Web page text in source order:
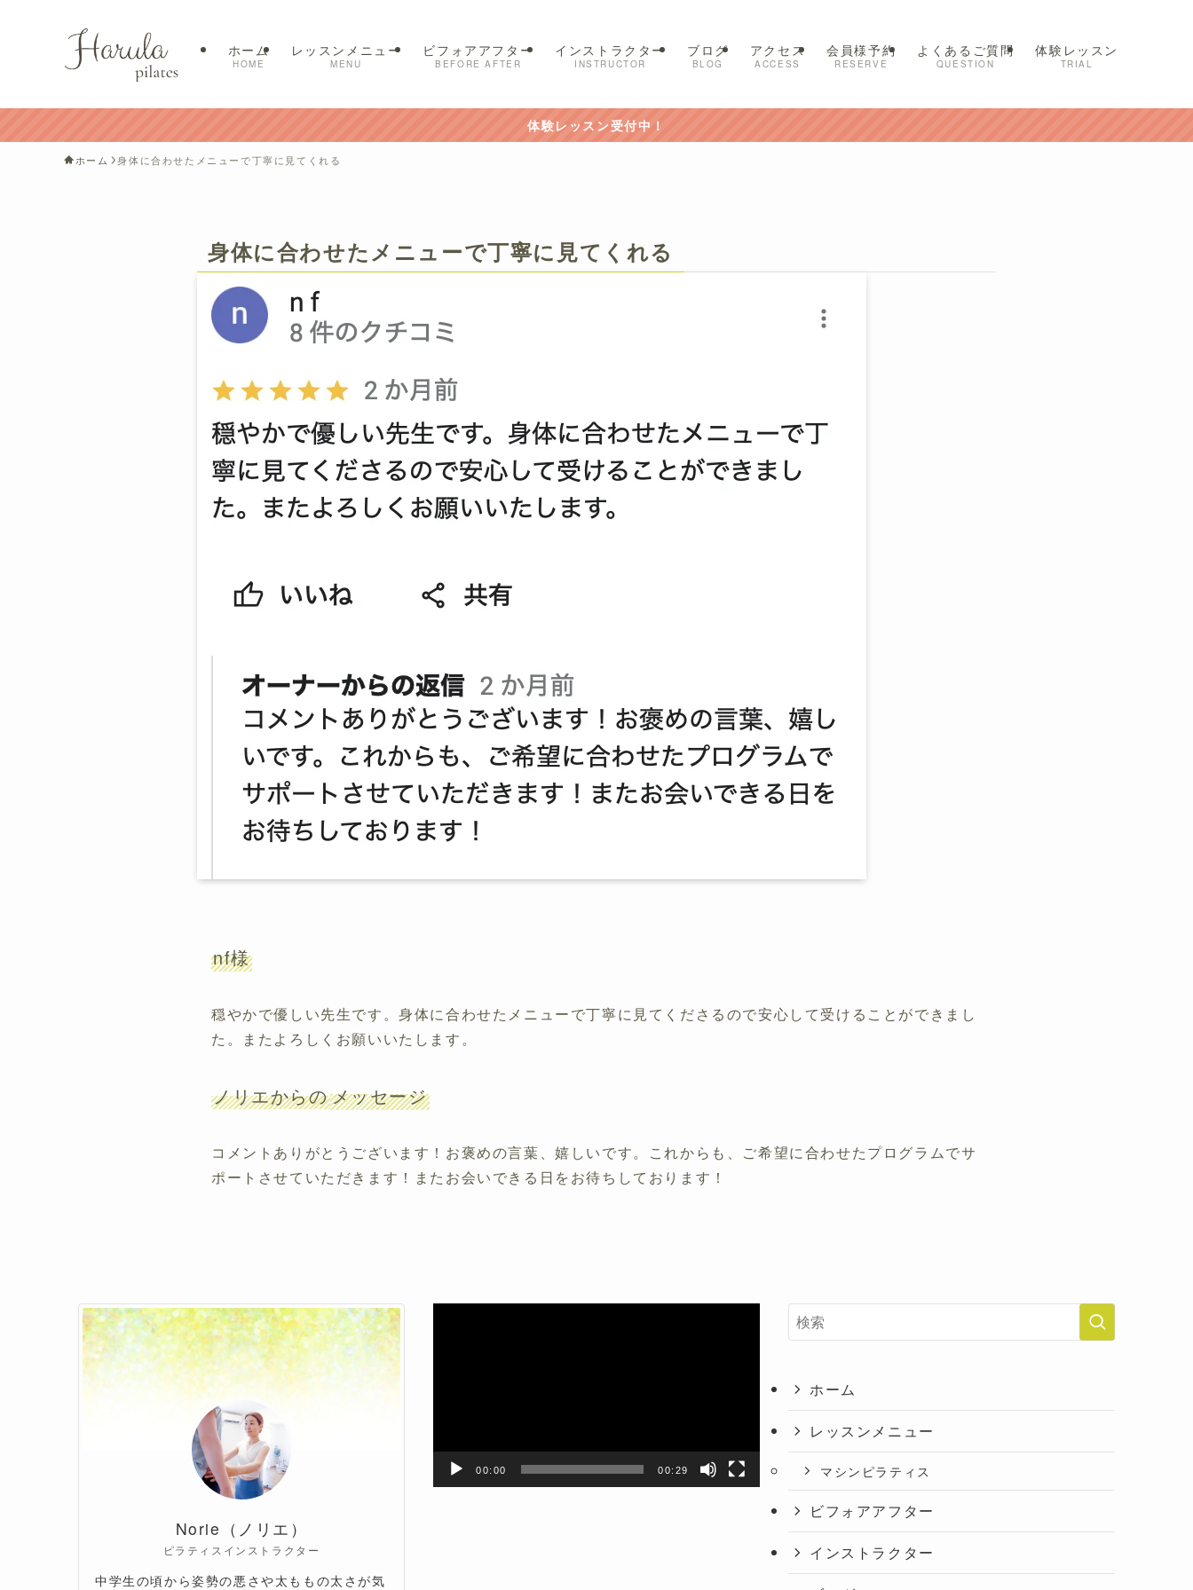
ホーム
HOME
レッスンメニュー
MENU
ビフォアアフター
BEFORE AFTER
インストラクター
INSTRUCTOR
ブログ
BLOG
アクセス
ACCESS
会員様予約
RESERVE
よくあるご質問
QUESTION
体験レッスン
TRIAL
体験レッスン受付中！
ホーム 身体に合わせたメニューで丁寧に見てくれる
身体に合わせたメニューで丁寧に見てくれる
nf様
穏やかで優しい先生です。身体に合わせたメニューで丁寧に見てくださるので安心して受けることができまし
た。またよろしくお願いいたします。
ノリエからのメッセージ
コメントありがとうございます！お褒めの言葉、嬉しいです。これからも、ご希望に合わせたプログラムでサ
ポートさせていただきます！またお会いできる日をお待ちしております！
Norie（ノリエ）
ピラティスインストラクター
中学生の頃から姿勢の悪さや太ももの太さが気
ー
00:00 00:29
ホーム
レッスンメニュー
マシンピラティス
ビフォアアフター
インストラクター